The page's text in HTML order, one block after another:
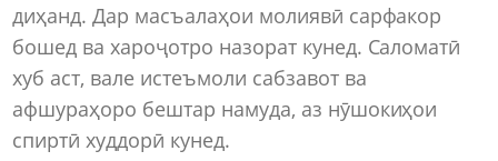
диҳанд. Дар масъалаҳои молиявӣ сарфакор
бошед ва хароҷотро назорат кунед. Саломатӣ
хуб аст, вале истеъмоли сабзавот ва
афшураҳоро бештар намуда, аз нӯшокиҳои
спиртӣ худдорӣ кунед.